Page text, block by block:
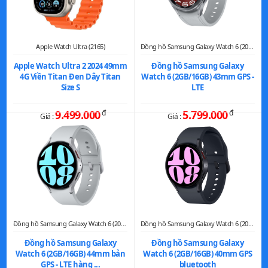
CẢM BIẾN
BỘ SẢN PHẨM
MẠNG KẾT NỐI
HỆ ĐIỀU HÀNH watchOS
LƯỢNG
Bluetooth, Wifi, Hỗ trợ eSim
CÔNG NGHỆ NỔI BẬT
TÍNH NĂNG
Theo dõi sức khỏe: Theo dõi giấc
ngủ, Đo nhịp tim, Tính lượng
chân, Chế độ luyện tập
Hiển thị thông báo: Cuộc gọi, Nội
dung tin nhắn, Tin nhắn, Zalo,
Apple Watch Ultra (2165)
Apple Watch Ultra 2 2024 49mm
4G Viền Titan Đen Dây Titan
Size S
Giá :9.499.000đ
Đồng hồ Samsung Galaxy Watch 6 (2073)
Đồng hồ Samsung Galaxy
Watch 6 (2GB/16GB) 43mm GPS -
LTE
Giá :5.799.000đ
Đồng hồ Samsung Galaxy Watch 6 (2072)
Đồng hồ Samsung Galaxy
Watch 6 (2GB/16GB) 44mm bản
GPS - LTE hàng ...
Đồng hồ Samsung Galaxy Watch 6 (2071)
Đồng hồ Samsung Galaxy
Watch 6 (2GB/16GB) 40mm GPS
bluetooth